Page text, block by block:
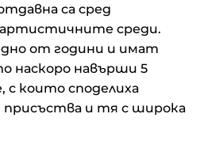
са сред
среди.
от години и имат
наскоро навърши 5
с които споделиха
и тя с широка